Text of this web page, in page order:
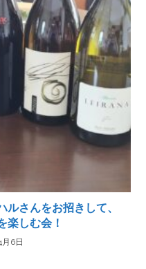
さんをお招きして、
楽しむ会！
6日